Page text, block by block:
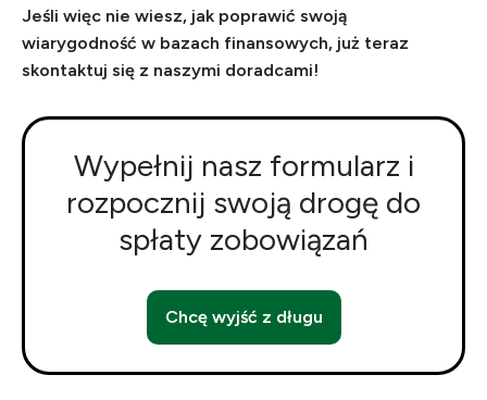
Jeśli więc nie wiesz, jak poprawić swoją
wiarygodność w bazach finansowych, już teraz
skontaktuj się z naszymi doradcami!
Wypełnij nasz formularz i
rozpocznij swoją drogę do
spłaty zobowiązań
Chcę wyjść z długu